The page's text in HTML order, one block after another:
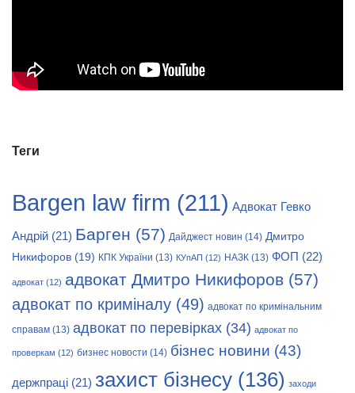
Теги
Bargen law firm (211) Адвокат Гевко
Андрій (21) Барген (57) Дайджест новин (14) Дмитро
Никифоров (19) КПК України (13) КУпАП (12) НАЗК (13) ФОП (22)
адвокат (12) адвокат Дмитро Никифоров (57)
адвокат по криміналу (49) адвокат по кримінальним
справам (13) адвокат по перевірках (34) адвокат по
проверкам (12) бизнес новости (14) бізнес новини (43)
держпраці (21) захист бізнесу (136) заходи